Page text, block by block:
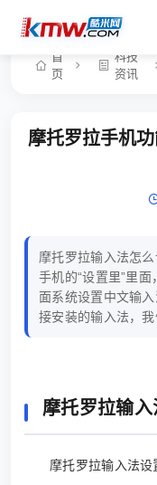
首
页
科技
资讯
摩托罗拉手机
摩托罗拉输入法怎
手机的“设置里”里
面系统设置中文输
接安装的输入法，
摩托罗拉输入
摩托罗拉输入法设